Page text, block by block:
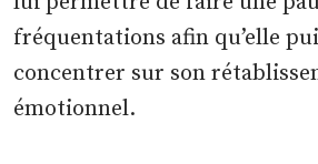
fréquentations afin qu’elle
concentrer sur son
émotionnel.